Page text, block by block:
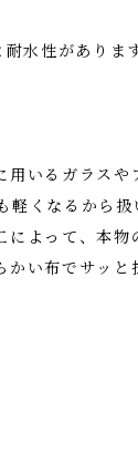
水性がありま
いるガラスや
軽くなるから
よって、本
い布でサッ